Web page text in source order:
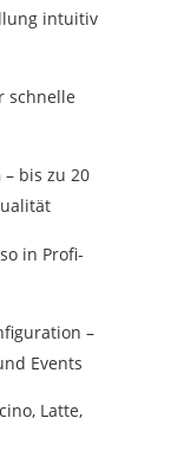
intuitiv
schnelle
– bis zu 20
in Profi-
–
Events
Latte,